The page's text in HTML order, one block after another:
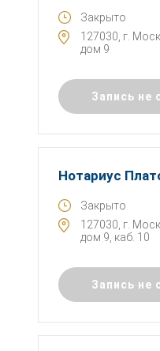
Закрыто
127030, г.
дом 9
Запись не
Нотариус
Закрыто
127030, г.
дом 9, каб. 10
Запись не